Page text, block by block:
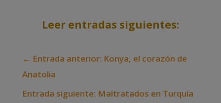
Leer entradas siguientes:
← Entrada anterior: Konya, el corazón de
Anatolia
Entrada siguiente: Maltratados en Turquía